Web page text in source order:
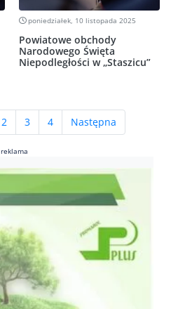
poniedziałek, 10 listopada 2025
Powiatowe obchody
Narodowego Święta
Niepodległości w „Staszicu”
2 3 4 Następna
reklama